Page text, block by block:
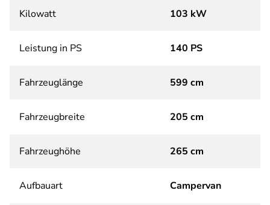
Kilowatt 103 kW
Leistung in PS 140 PS
Fahrzeuglänge 599 cm
Fahrzeugbreite 205 cm
Fahrzeughöhe 265 cm
Aufbauart Campervan